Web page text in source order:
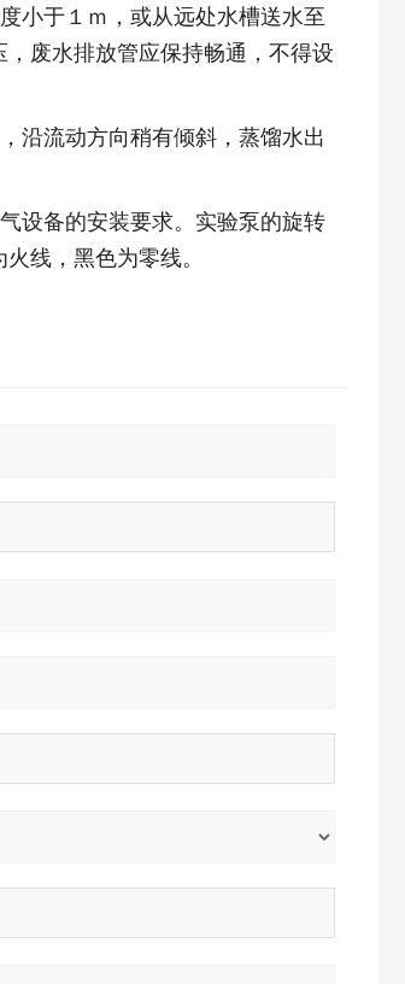
小于１ｍ，或从远处水槽送水至
废水排放管应保持畅通，不得设
沿流动方向稍有倾斜，蒸馏水出
设备的安装要求。实验泵的旋转
线，黑色为零线。